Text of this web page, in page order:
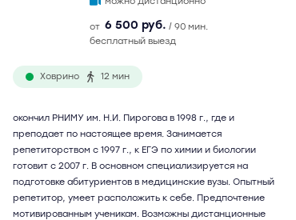
от 6 500 руб. / 90 мин.
бесплатный выезд
Ховрино 12 мин
окончил РНИМУ им. Н.И. Пирогова в 1998 г., где и
преподает по настоящее время. Занимается
репетиторством с 1997 г., к ЕГЭ по химии и биологии
готовит с 2007 г. В основном специализируется на
подготовке абитуриентов в медицинские вузы. Опытный
репетитор, умеет расположить к себе. Предпочтение
мотивированным ученикам. Возможны дистанционные